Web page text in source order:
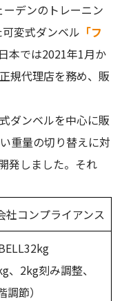
みで重量変更できる
よう
ーデンのトレーニン
変式ダンベル 「フ
本では2021年1月か
規代理店を務め、販
ダンベルを中心に販
重量の切り替えに対
発しました。それ
社コンプライアンス
、2kg刻み調整、
調節）